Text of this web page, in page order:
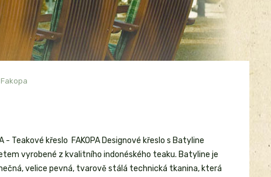
- Teakové křeslo FAKOPA Designové křeslo s Batyline
vyrobené z kvalitního indonéského teaku. Batyline je
velice pevná, tvarově stálá technická tkanina, která